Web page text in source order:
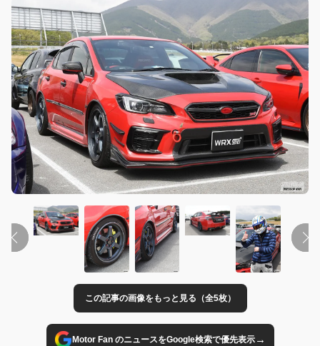
この記事の画像をもっと見る（全5枚）
Motor Fan のニュースをGoogle検索で優先表示→